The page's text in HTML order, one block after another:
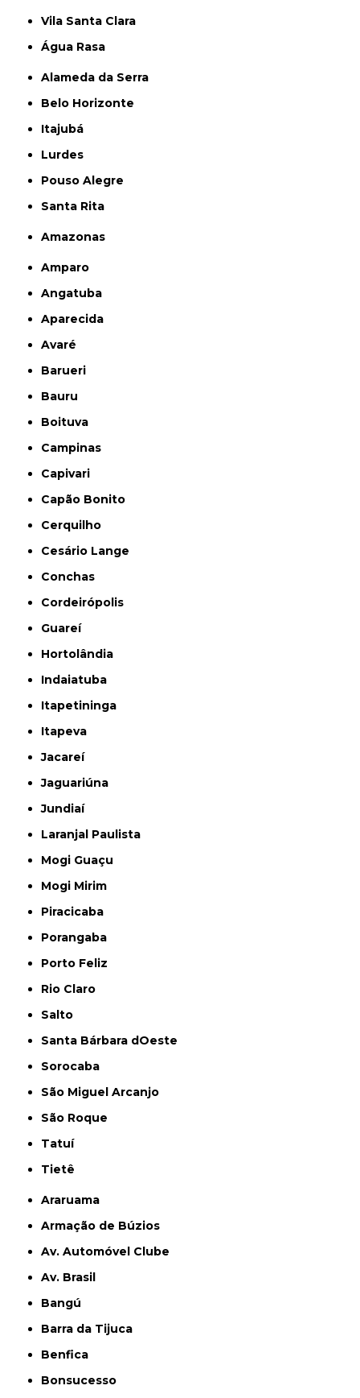
Vila Santa Clara
Água Rasa
Alameda da Serra
Belo Horizonte
Itajubá
Lurdes
Pouso Alegre
Santa Rita
Amazonas
Amparo
Angatuba
Aparecida
Avaré
Barueri
Bauru
Boituva
Campinas
Capivari
Capão Bonito
Cerquilho
Cesário Lange
Conchas
Cordeirópolis
Guareí
Hortolândia
Indaiatuba
Itapetininga
Itapeva
Jacareí
Jaguariúna
Jundiaí
Laranjal Paulista
Mogi Guaçu
Mogi Mirim
Piracicaba
Porangaba
Porto Feliz
Rio Claro
Salto
Santa Bárbara dOeste
Sorocaba
São Miguel Arcanjo
São Roque
Tatuí
Tietê
Araruama
Armação de Búzios
Av. Automóvel Clube
Av. Brasil
Bangú
Barra da Tijuca
Benfica
Bonsucesso